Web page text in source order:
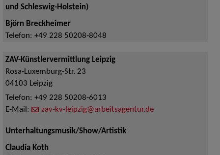
und Schleswig-Holstein)
Björn Breckheimer
Telefon: +49 228 50208-8048
ZAV-Künstlervermittlung Leipzig
Rosa-Luxemburg-Str. 23
04103 Leipzig
Telefon: +49 228 50208-6013
E-Mail:
zav-kv-leipzig@arbeitsagentur.de
Unterhaltungsmusik/Show/Artistik
Claudia Koth